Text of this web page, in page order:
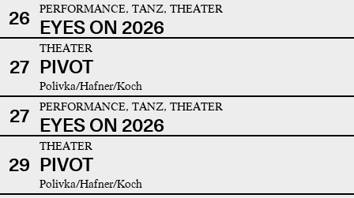
26
PERFORMANCE, TANZ, THEATER
EYES ON 2026
27
THEATER
PIVOT
Polivka/Hafner/Koch
27 PERFORMANCE, TANZ, THEATER
EYES ON 2026
29
THEATER
PIVOT
Polivka/Hafner/Koch